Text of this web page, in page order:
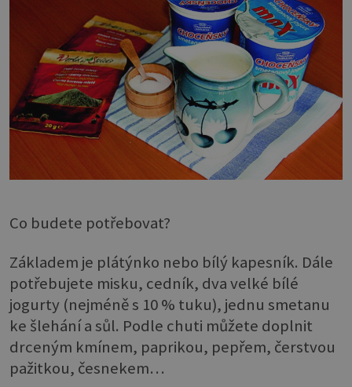
Co budete potřebovat?
Základem je plátýnko nebo bílý kapesník. Dále
potřebujete misku, cedník, dva velké bílé
jogurty (nejméně s 10 % tuku), jednu smetanu
ke šlehání a sůl. Podle chuti můžete doplnit
drceným kmínem, paprikou, pepřem, čerstvou
pažitkou, česnekem…